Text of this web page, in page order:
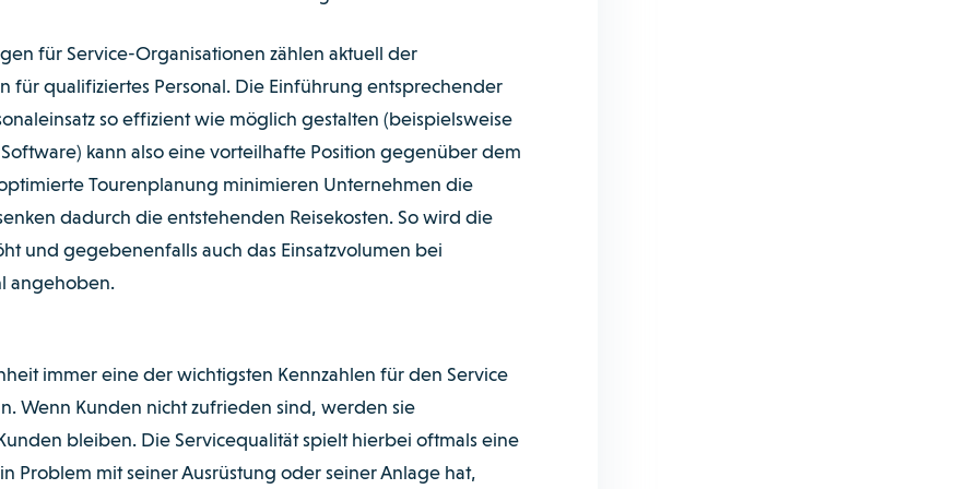
für Service-Organisationen zählen aktuell der
für qualifiziertes Personal. Die Einführung entsprechender
so effizient wie möglich gestalten (beispielsweise
kann also eine vorteilhafte Position gegenüber dem
Tourenplanung minimieren Unternehmen die
dadurch die entstehenden Reisekosten. So wird die
und gegebenenfalls auch das Einsatzvolumen bei
angehoben.
immer eine der wichtigsten Kennzahlen für den Service
Wenn Kunden nicht zufrieden sind, werden sie
bleiben. Die Servicequalität spielt hierbei oftmals eine
Problem mit seiner Ausrüstung oder seiner Anlage hat,